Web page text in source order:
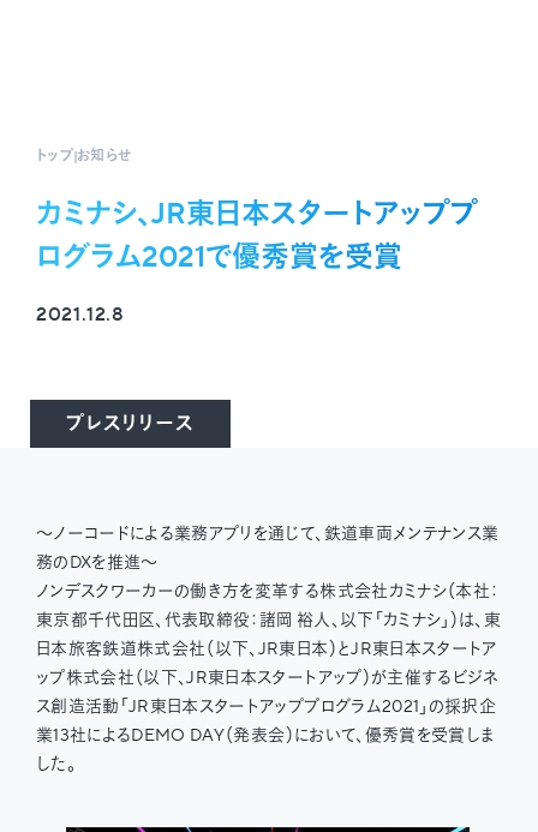
トップお知らせ
カミナシ、JR東日本スタートアッププ
ログラム2021で優秀賞を受賞
2021.12.8
プレスリリース
〜ノーコードによる業務アプリを通じて、鉄道車両メンテナンス業
務のDXを推進〜
ノンデスクワーカーの働き方を変革する株式会社カミナシ（本社：
東京都千代田区、代表取締役：諸岡 裕人、以下「カミナシ」）は、東
日本旅客鉄道株式会社（以下、JR東日本）とJR東日本スタートア
ップ株式会社（以下、JR東日本スタートアップ）が主催するビジネ
ス創造活動「JR東日本スタートアッププログラム2021」の採択企
業13社によるDEMO DAY（発表会）において、優秀賞を受賞しま
した。